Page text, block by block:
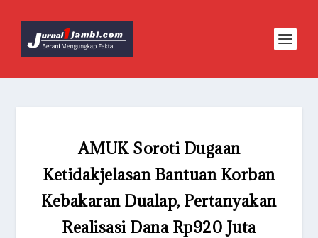
AMUK Soroti Dugaan
Ketidakjelasan Bantuan Korban
Kebakaran Dualap, Pertanyakan
Realisasi Dana Rp920 Juta